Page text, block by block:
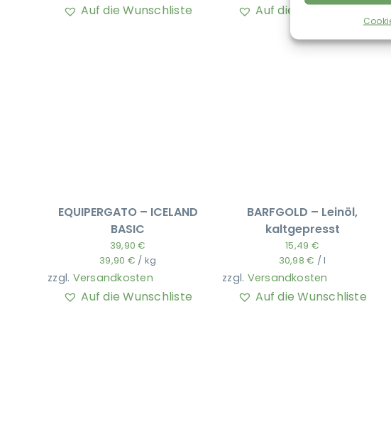
Auf die Wunschliste Auf die Wunschliste
EQUIPERGATO – ICELAND
BASIC
39,90€
39,90 € / kg
zzgl. Versandkosten
Auf die Wunschliste
BARFGOLD – Leinöl,
kaltgepresst
15,49 €
30,98€ /l
zzgl. Versandkosten
Auf die Wunschliste